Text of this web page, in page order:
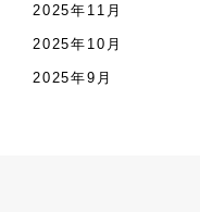
2025年11月
2025年10月
2025年9月